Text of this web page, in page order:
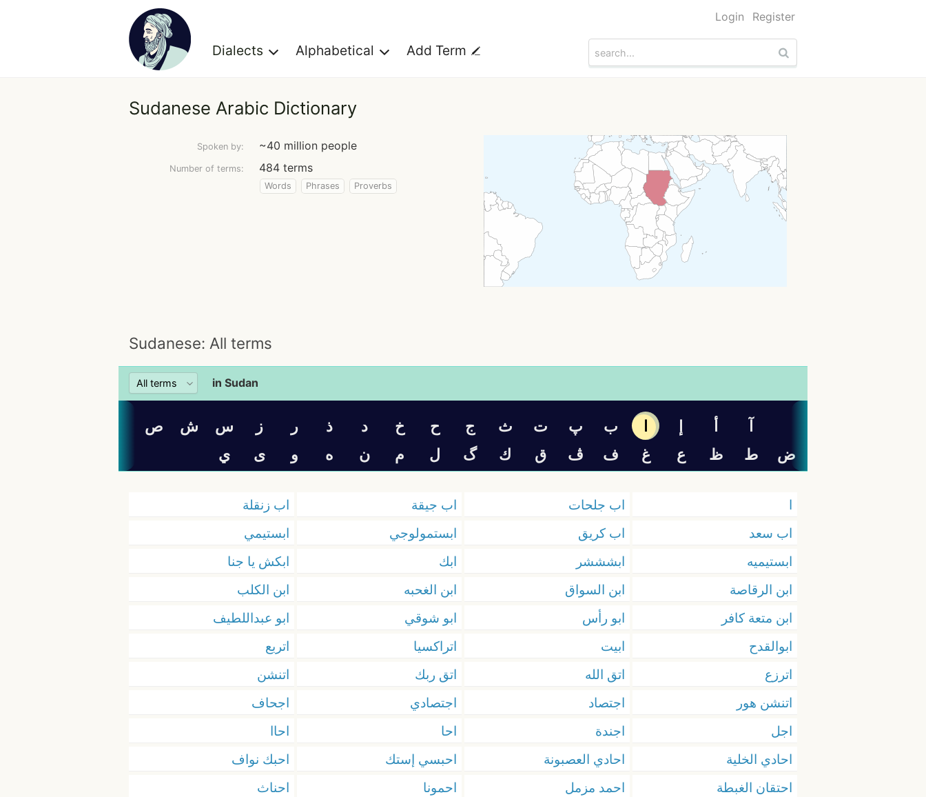
Dialects Alphabetical Add Term
Login Register
Sudanese Arabic Dictionary
Spoken by: ~40 million people
Number of terms: 484 terms
Words Phrases Proverbs
Sudanese: All terms
in Sudan
آ أ إ ا ب پ ت ث ج ح خ د ذ ر ز س ش
ص
ض
ط ظ ع غ ف ڤ ق ك گ ل م ن ه و ى ي
ا اب جلحات اب جيقة
اب زنقلة
اب سعد
اب كريق ابستمولوجي
ابستيمي
ابستيميه
ابشششر ابك
ابكش يا جنا
ابن الرقاصة
ابن السواق ابن الغحبه
ابن الكلب
ابن متعة كافر
ابو رأس ابو شوقي
ابو عبداللطيف
ابوالقدح
ابيت اتراكسيا
اتربع
اترزع
اتق الله اتق ربك
اتنشن
اتنشن هور
اجتصاد اجتصادي
اجحاف
اجل
اجندة احا
احاا
احادي الخلية
احادي العصبونة احبسي إستك
احبك نواف
احتقان الغبطة
احمد مزمل احمونا
احناث